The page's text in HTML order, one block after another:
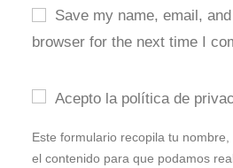
Save my name, email,
browser for the next time I
Acepto la política de
Este formulario recopila tu
el contenido para que podamos